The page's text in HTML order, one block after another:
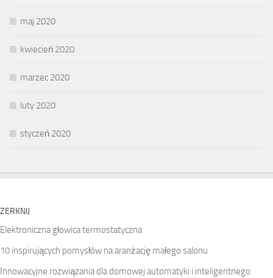
maj 2020
kwiecień 2020
marzec 2020
luty 2020
styczeń 2020
ZERKNIJ
Elektroniczna głowica termostatyczna
10 inspirujących pomysłów na aranżację małego salonu
Innowacyjne rozwiązania dla domowej automatyki i inteligentnego